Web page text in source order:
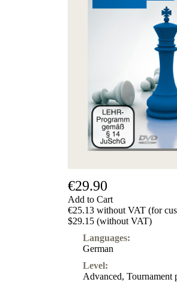
€29.90
Add to Cart
€25.13 without VAT (for
$29.15 (without VAT)
Languages:
German
Level:
Advanced, Tournament